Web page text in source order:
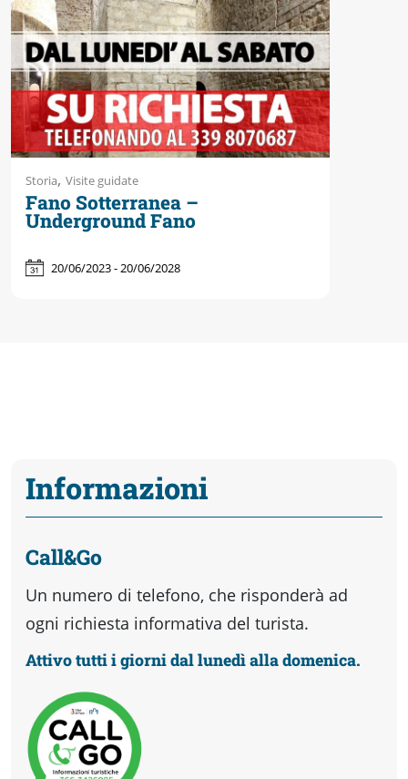
Fano
Accessibili
Storia, Visite guidate
Fano Sotterranea –
Underground Fano
20/06/2023 - 20/06/2028
Informazioni
Call&Go
Un numero di telefono, che risponderà ad
ogni richiesta informativa del turista.
Attivo tutti i giorni dal lunedì alla domenica.